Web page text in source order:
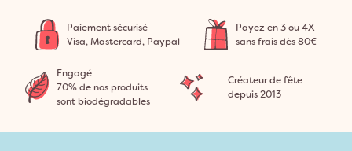
Paiement sécurisé
Visa, Mastercard, Paypal
Payez en 3 ou 4X
sans frais dès 80€
Engagé
70% de nos produits
sont biodégradables
Créateur de fête
depuis 2013